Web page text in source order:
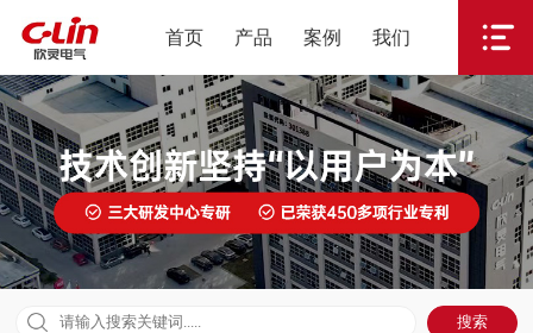
首页 产品 案例 我们